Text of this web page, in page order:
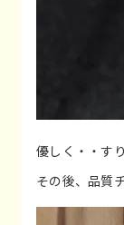
優しく・・す
その後、品質